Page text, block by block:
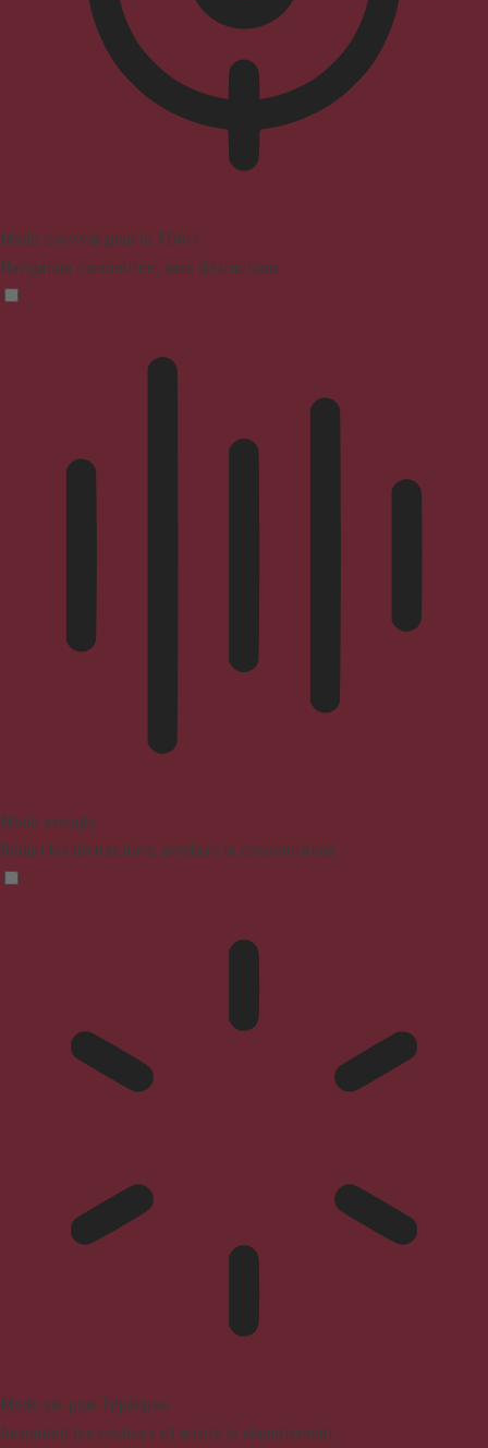
Mode convivial pour le TDAH
Navigation concentrée, sans distractions
Mode aveugle
Réduit les distractions, améliore la concentration
Mode sûr pour l'épilepsie
Assombrit les couleurs et arrête le clignotement